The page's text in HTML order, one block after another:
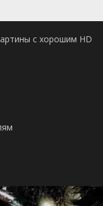
с хорошим HD